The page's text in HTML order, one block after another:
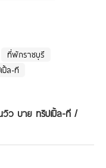
ที่พักราชบุรี
ปิ้ล-ที
นวิว บาย ทริปเปิ้ล-ที /